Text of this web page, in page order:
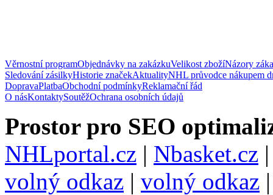
Věrnostní programObjednávky na zakázkuVelikost zbožíNázory
Sledování zásilkyHistorie značekAktualityNHL průvodce nákupem
DopravaPlatbaObchodní podmínkyReklamační řád
O násKontaktySoutěžOchrana osobních údajů
Prostor pro SEO
NHLportal.cz | Nbasket.cz
volný odkaz | volný odkaz